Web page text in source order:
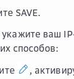
SAVE.
ваш
способов:
,